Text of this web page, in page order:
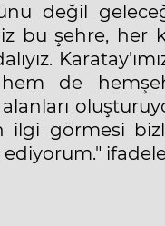
değil
bu şehre,
de
görmesi